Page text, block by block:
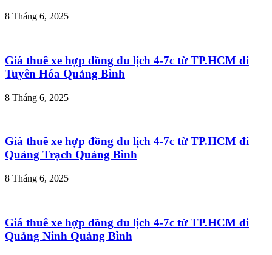
8 Tháng 6, 2025
Giá thuê xe hợp đồng du lịch 4-7c từ TP.HCM đi
Tuyên Hóa Quảng Bình
8 Tháng 6, 2025
Giá thuê xe hợp đồng du lịch 4-7c từ TP.HCM đi
Quảng Trạch Quảng Bình
8 Tháng 6, 2025
Giá thuê xe hợp đồng du lịch 4-7c từ TP.HCM đi
Quảng Ninh Quảng Bình